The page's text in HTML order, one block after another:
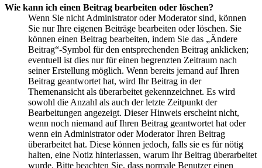
Wie kann ich einen Beitrag bearbeiten oder löschen?
Wenn Sie nicht Administrator oder Moderator sind, können
Sie nur Ihre eigenen Beiträge bearbeiten oder löschen. Sie
können einen Beitrag bearbeiten, indem Sie das „Ändere
Beitrag“-Symbol für den entsprechenden Beitrag anklicken;
eventuell ist dies nur für einen begrenzten Zeitraum nach
seiner Erstellung möglich. Wenn bereits jemand auf Ihren
Beitrag geantwortet hat, wird Ihr Beitrag in der
Themenansicht als überarbeitet gekennzeichnet. Es wird
sowohl die Anzahl als auch der letzte Zeitpunkt der
Bearbeitungen angezeigt. Dieser Hinweis erscheint nicht,
wenn noch niemand auf Ihren Beitrag geantwortet hat oder
wenn ein Administrator oder Moderator Ihren Beitrag
überarbeitet hat. Diese können jedoch, falls sie es für nötig
halten, eine Notiz hinterlassen, warum Ihr Beitrag überarbeitet
wurde. Bitte beachten Sie, dass normale Benutzer einen